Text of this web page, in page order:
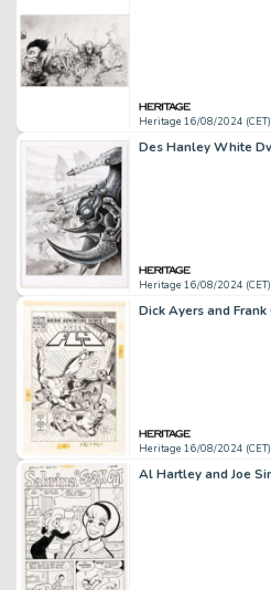
Heritage 16/08/2024 (CET)
Heritage 16/08/2024 (CET)
Heritage 16/08/2024 (CET)